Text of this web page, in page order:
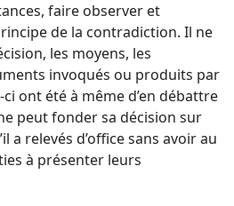
faire observer et
de la contradiction. Il ne
les moyens, les
invoqués ou produits par
ont été à même d’en débattre
peut fonder sa décision sur
a relevés d’office sans avoir au
à présenter leurs